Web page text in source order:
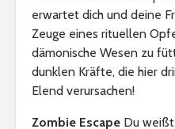
erwartet dich und deine
Zeuge eines rituellen
dämonische Wesen zu
dunklen Kräfte, die hier
Elend verursachen!
Zombie Escape Du